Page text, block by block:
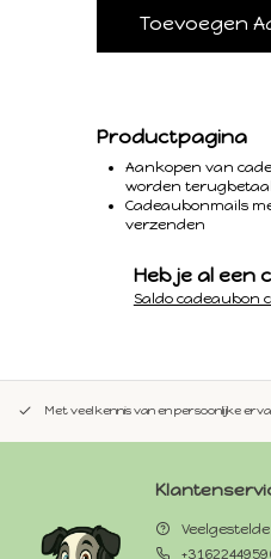
Productpagina
Aankopen van
worden
Cadeaubonmails
verzenden
Heb je al een
Saldo cadeaubon
Met veel kennis van en persoonlijke